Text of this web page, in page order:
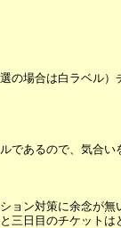
場合は白ラベル
あるので、気合
ン対策に余念が
日目のチケットは